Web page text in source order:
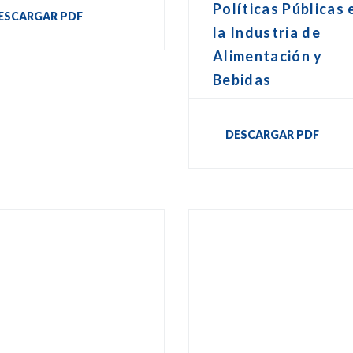
PDF
Políticas Públicas
la Industria de
Alimentación y
Bebidas
DESCARGAR PDF